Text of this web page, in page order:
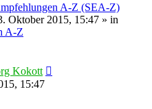
A-Z (SEA-Z)
Oktober 2015, 15:47 » in
A-Z
Kokott
15:47